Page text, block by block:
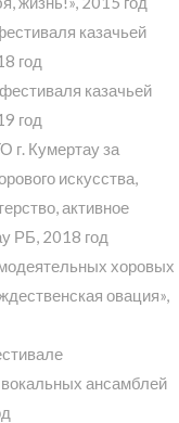
казачьей
год
казачьей
год
г. Кумертау за
искусства,
активное
РБ, 2018 год
хоровых
овация»,
ансамблей